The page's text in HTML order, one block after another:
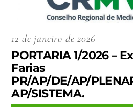
12 de janeiro de 2026
PORTARIA 1/2026 –
Farias
PR/AP/DE/AP/
AP/SISTEMA.